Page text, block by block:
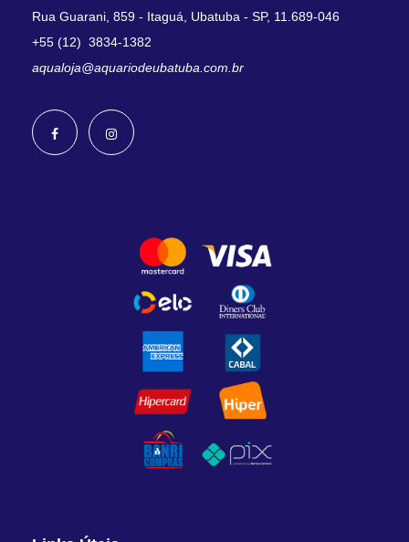
Rua Guarani, 859 - Itaguá, Ubatuba - SP, 11.689-046
+55 (12) 3834-1382
aqualoja@aquariodeubatuba.com.br